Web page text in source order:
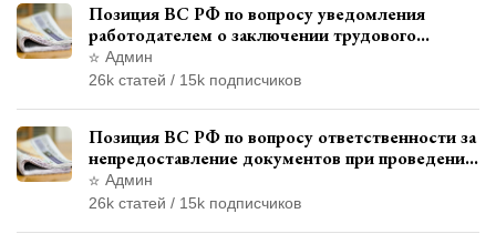
Позиция ВС РФ по вопросу уведомления
работодателем о заключении трудового
договора с бывшим государственным
служащим
Админ
26k статей / 15k подписчиков
Позиция ВС РФ по вопросу ответственности за
непредоставление документов при проведении
контроля и надзора
Админ
26k статей / 15k подписчиков